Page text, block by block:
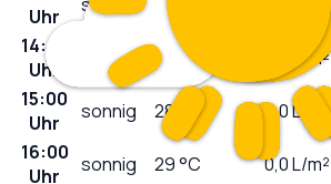
Uhr
14:00
Uhr
sonnig 27 °C L/m²
15:00
Uhr
sonnig 28 °C 0,0L/m²
16:00
Uhr
sonnig 29°C 0,0L/m²